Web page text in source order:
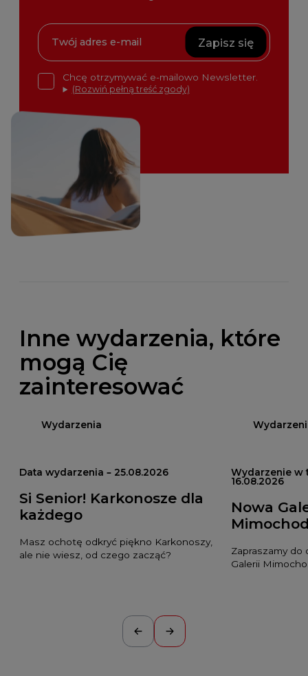
Zapisz się
Chcę otrzymywać e-mailowo Newsletter.
(Rozwiń pełną treść zgody)
Inne wydarzenia, które
mogą Cię
zainteresować
Wydarzenia
Data wydarzenia – 25.08.2026
Si Senior! Karkonosze dla
każdego
Masz ochotę odkryć piękno Karkonoszy,
ale nie wiesz, od czego zacząć?
Wydarzenie w
16.08.2026
Nowa
Zapraszamy
Galerii